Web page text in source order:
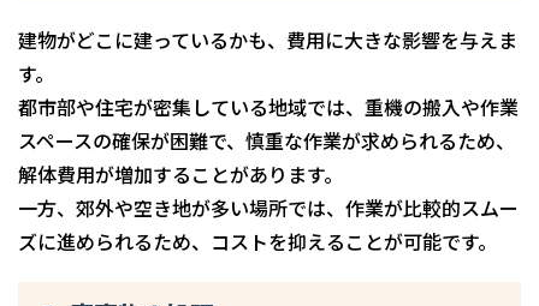
建物がどこに建っているかも、費用に大きな影響を与えま
す。
都市部や住宅が密集している地域では、重機の搬入や作業
スペースの確保が困難で、慎重な作業が求められるため、
解体費用が増加することがあります。
一方、郊外や空き地が多い場所では、作業が比較的スムー
ズに進められるため、コストを抑えることが可能です。